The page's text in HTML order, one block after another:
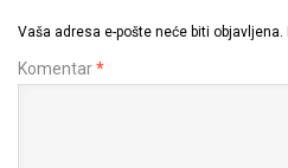
Vaša adresa e-pošte neće biti objavljena.
Komentar*